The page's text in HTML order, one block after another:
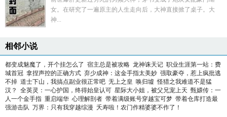
女。在研究了一遍原主的人生走向后，大神直接掀了桌子。大
神...
相邻小说
都变成魅魔了，开个挂怎么了 宿主总是被攻略 龙神诛天记 职业生涯第一站：费
城首冠 拿捏声控的正确方式 弃少成神：这金手指太美妙 强取豪夺，惹上疯批逃
不掉 道士下山，我搞点副业很正常吧 无上之皇 唤归墟 怪猎之我难道不是猛
汉？
全英灵：一心护国，终得始皇认可 星际大小姐，被父兄宠上天 甄嬛传：一
人一个金手指 重启端华 心理解剖者 带着满级账号穿越宝可梦 带着仓库打造最
强游击队 万界：只有我穿越综漫 夭寿啦！农门作精婆婆不作了！